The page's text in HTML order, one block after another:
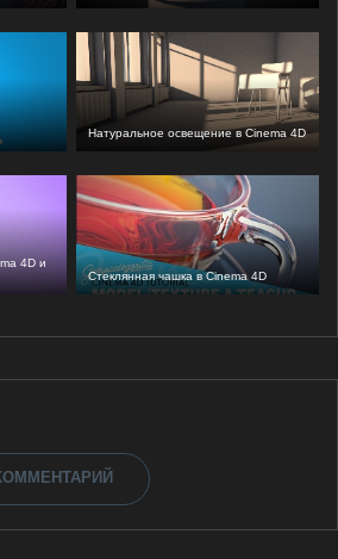
Натуральное освещение в Cinema 4D
4D и
Стеклянная чашка в Cinema 4D